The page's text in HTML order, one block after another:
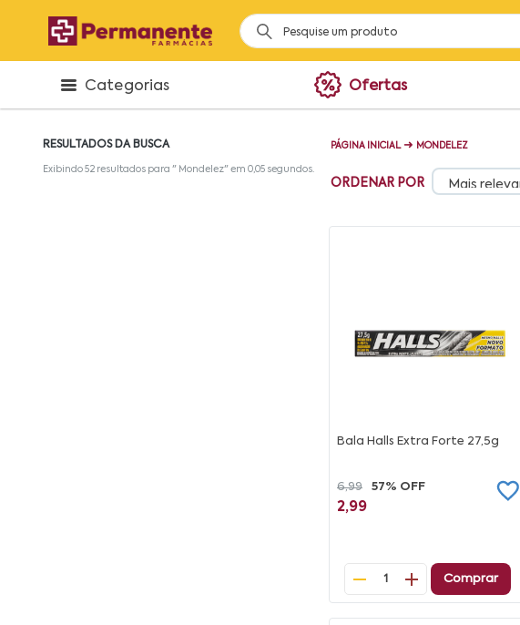
Categorias Ofertas
RESULTADOS DA BUSCA
Exibindo 52 resultados para " Mondelez" em 0,05 segundos.
PÁGINA INICIAL ➜ MONDELEZ
ORDENAR POR
Bala Halls Extra Forte 27,5g
6,99 57% OFF
2,99
1 Comprar